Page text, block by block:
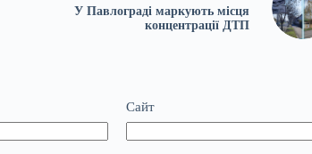
У Павлограді маркують місця
концентрації ДТП
Сайт